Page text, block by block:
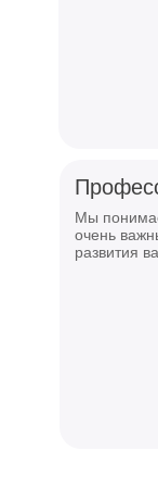
Мы
очень
развития